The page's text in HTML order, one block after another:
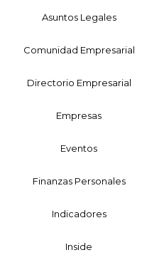
Asuntos Legales
Comunidad Empresarial
Directorio Empresarial
Empresas
Eventos
Finanzas Personales
Indicadores
Inside